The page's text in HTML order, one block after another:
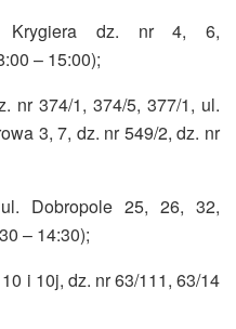
dz. nr 4, 6,
– 15:00);
nr 374/1, 374/5, 377/1, ul.
3, 7, dz. nr 549/2, dz. nr
ul. Dobropole 25, 26, 32,
– 14:30);
i 10j, dz. nr 63/111, 63/14